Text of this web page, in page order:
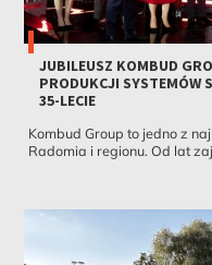
JUBILEUSZ KOMBUD
PRODUKCJI SYSTEMÓW
35-LECIE
Kombud Group to jedno z
Radomia i regionu. Od lat